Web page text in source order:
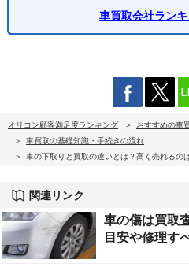
車買取会社ラン
オリコン顧客満足度ランキング おすすめの車
車買取の基礎知識・手続きの流れ
車の下取りと買取の違いとは？高く売れるの
関連リンク
車の傷は買取
目安や修理す